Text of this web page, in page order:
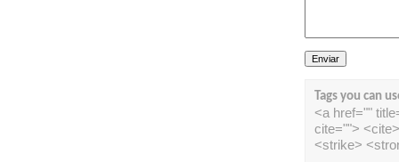
Tags you can
<a href=""
cite="">
<strike>